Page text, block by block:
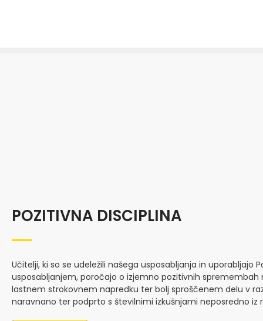
POZITIVNA DISCIPLINA
Učitelji, ki so se udeležili našega usposabljanja in uporabljajo
usposabljanjem, poročajo o izjemno pozitivnih
lastnem strokovnem napredku ter bolj sproščenem delu v
naravnano ter podprto s številnimi izkušnjami neposredno iz